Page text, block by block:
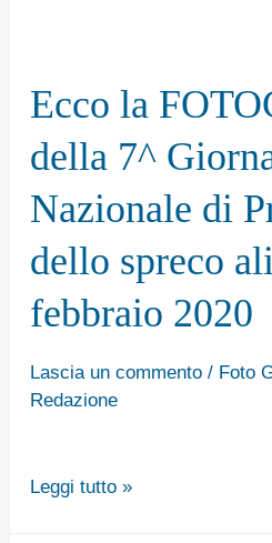
Ecco la
della 7^
Nazionale di
dello spreco
febbraio 2020
Lascia un commento / Foto
Redazione
FOTOGALLERY
7^
Giornata
Nazionale
di
Prevenzione
spreco
febbraio
Leggi tutto »